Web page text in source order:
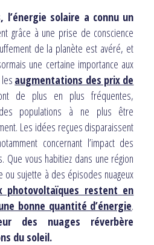
l’énergie solaire a connu un
grâce à une prise de conscience
de la planète est avéré, et
une certaine importance aux
augmentations des prix de
de plus en plus fréquentes,
populations à ne plus être
Les idées reçues disparaissent
concernant l’impact des
Que vous habitiez dans une région
ou sujette à des épisodes nuageux
photovoltaïques restent en
bonne quantité d’énergie.
des nuages réverbère
du soleil.